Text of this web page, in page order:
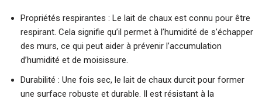
Propriétés respirantes : Le lait de chaux est connu pour être
respirant. Cela signifie qu’il permet à l’humidité de s’échapper
des murs, ce qui peut aider à prévenir l’accumulation
d’humidité et de moisissure.
Durabilité : Une fois sec, le lait de chaux durcit pour former
une surface robuste et durable. Il est résistant à la